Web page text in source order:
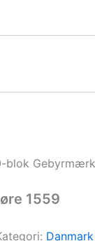
blok
1559
Danmark